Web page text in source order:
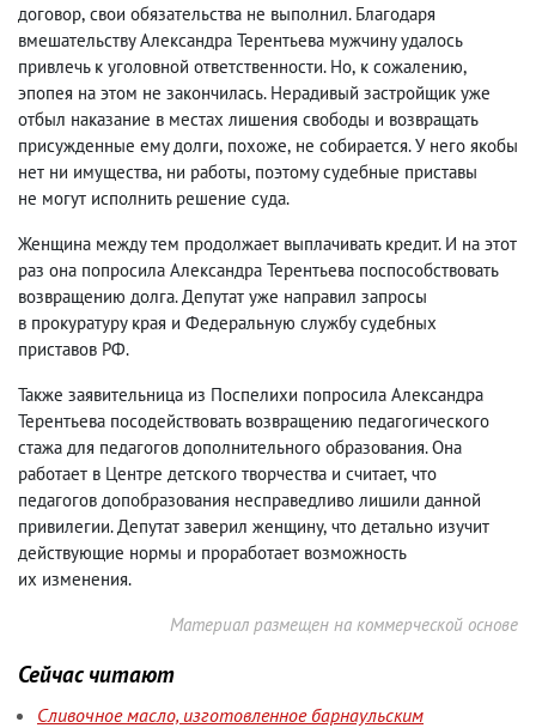
договор, свои обязательства не выполнил. Благодаря
вмешательству Александра Терентьева мужчину удалось
привлечь к уголовной ответственности. Но, к сожалению,
эпопея на этом не закончилась. Нерадивый застройщик уже
отбыл наказание в местах лишения свободы и возвращать
присужденные ему долги, похоже, не собирается. У него якобы
нет ни имущества, ни работы, поэтому судебные приставы
не могут исполнить решение суда.
Женщина между тем продолжает выплачивать кредит. И на этот
раз она попросила Александра Терентьева поспособствовать
возвращению долга. Депутат уже направил запросы
в прокуратуру края и Федеральную службу судебных
приставов РФ.
Также заявительница из Поспелихи попросила Александра
Терентьева посодействовать возвращению педагогического
стажа для педагогов дополнительного образования. Она
работает в Центре детского творчества и считает, что
педагогов допобразования несправедливо лишили данной
привилегии. Депутат заверил женщину, что детально изучит
действующие нормы и проработает возможность
их изменения.
Материал размещен на коммерческой основе
Сейчас читают
Сливочное масло, изготовленное барнаульским